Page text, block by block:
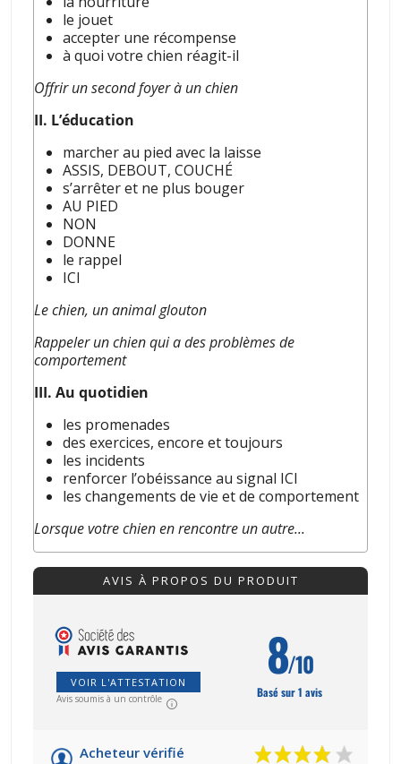
le jouet
accepter une récompense
à quoi votre chien réagit-il
Offrir un second foyer à un chien
II. L’éducation
marcher au pied avec la laisse
ASSIS, DEBOUT, COUCHÉ
s’arrêter et ne plus bouger
AU PIED
NON
DONNE
le rappel
ICI
Le chien, un animal glouton
Rappeler un chien qui a des problèmes de
comportement
III. Au quotidien
les promenades
des exercices, encore et toujours
les incidents
renforcer l’obéissance au signal ICI
les changements de vie et de comportement
Lorsque votre chien en rencontre un autre...
AVIS À PROPOS DU PRODUIT
VOIR L'ATTESTATION
Avis soumis à un contrôle
8/10
Basé sur 1 avis
Acheteur vérifié